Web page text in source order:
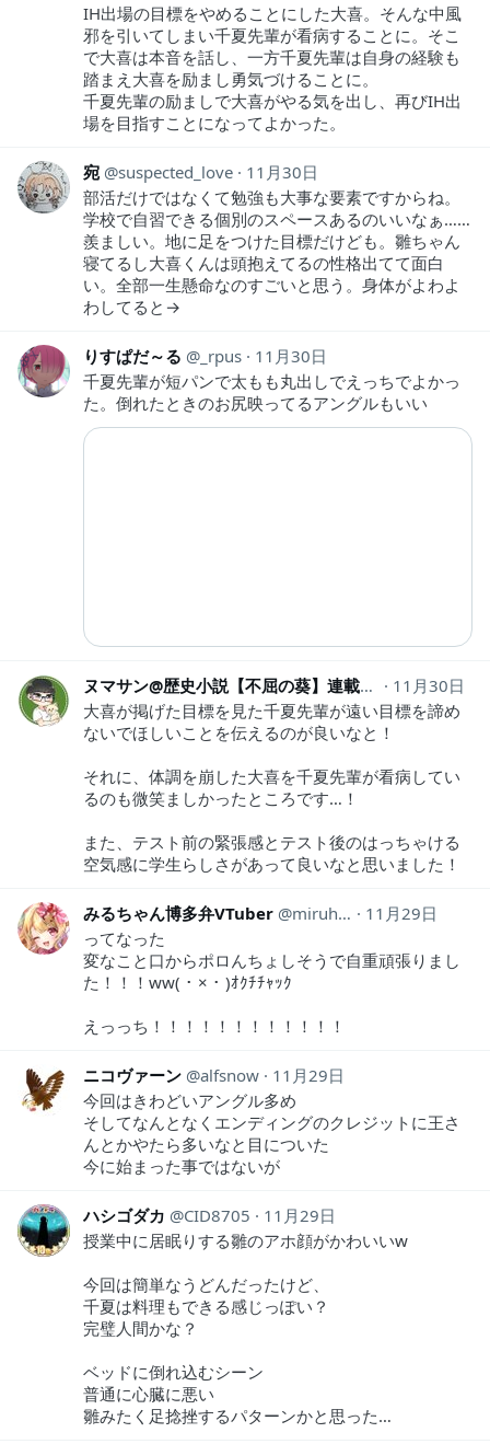
IH出場の目標をやめることにした大喜。そんな中風
邪を引いてしまい千夏先輩が看病することに。そこ
で大喜は本音を話し、一方千夏先輩は自身の経験も
踏まえ大喜を励まし勇気づけることに。
千夏先輩の励ましで大喜がやる気を出し、再びIH出
場を目指すことになってよかった。
宛 suspected_love
11月30日
部活だけではなくて勉強も大事な要素ですからね。
学校で自習できる個別のスペースあるのいいなぁ……
羨ましい。地に足をつけた目標だけども。雛ちゃん
寝てるし大喜くんは頭抱えてるの性格出てて面白
い。全部一生懸命なのすごいと思う。身体がよわよ
わしてると→
りすぱだ～る _rpus
11月30日
千夏先輩が短パンで太もも丸出しでえっちでよかっ
た。倒れたときのお尻映ってるアングルもいい
ヌマサン@歴史小説【不屈の葵】連載中！
11月30日
大喜が掲げた目標を見た千夏先輩が遠い目標を諦め
ないでほしいことを伝えるのが良いなと！
それに、体調を崩した大喜を千夏先輩が看病してい
るのも微笑ましかったところです…！
また、テスト前の緊張感とテスト後のはっちゃける
空気感に学生らしさがあって良いなと思いました！
みるちゃん博多弁VTuber miruham_v
11月29日
ってなった
変なこと口からポロんちょしそうで自重頑張りまし
た！！！ww( ･ × ･ )ｵｸﾁﾁｬｯｸ
えっっち！！！！！！！！！！！！
ニコヴァーン alfsnow
11月29日
今回はきわどいアングル多め
そしてなんとなくエンディングのクレジットに王さ
んとかやたら多いなと目についた
今に始まった事ではないが
ハシゴダカ CID8705
11月29日
授業中に居眠りする雛のアホ顔がかわいいw
今回は簡単なうどんだったけど、
千夏は料理もできる感じっぽい？
完璧人間かな？
ベッドに倒れ込むシーン
普通に心臓に悪い
雛みたく足捻挫するパターンかと思った…